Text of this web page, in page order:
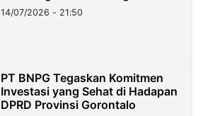
Lampung
14/07/2026 - 21:50
PT BNPG Tegaskan Komitmen
Investasi yang Sehat di Hadapan
DPRD Provinsi Gorontalo